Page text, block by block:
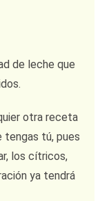
de leche que
otra receta
tengas tú, pues
los cítricos,
ya tendrá